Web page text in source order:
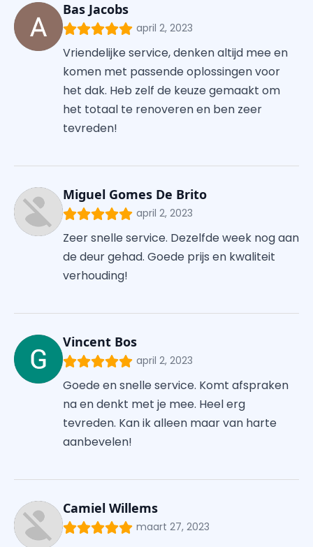
Bas Jacobs
april 2, 2023
Vriendelijke service, denken altijd mee en
komen met passende oplossingen voor
het dak. Heb zelf de keuze gemaakt om
het totaal te renoveren en ben zeer
tevreden!
Miguel Gomes De Brito
april 2, 2023
Zeer snelle service. Dezelfde week nog aan
de deur gehad. Goede prijs en kwaliteit
verhouding!
Vincent Bos
april 2, 2023
Goede en snelle service. Komt afspraken
na en denkt met je mee. Heel erg
tevreden. Kan ik alleen maar van harte
aanbevelen!
Camiel Willems
maart 27, 2023